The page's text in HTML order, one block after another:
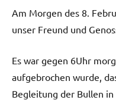
Am Morgen des 8.
unser Freund und
Es war gegen 6Uhr
aufgebrochen wurde,
Begleitung der Bullen